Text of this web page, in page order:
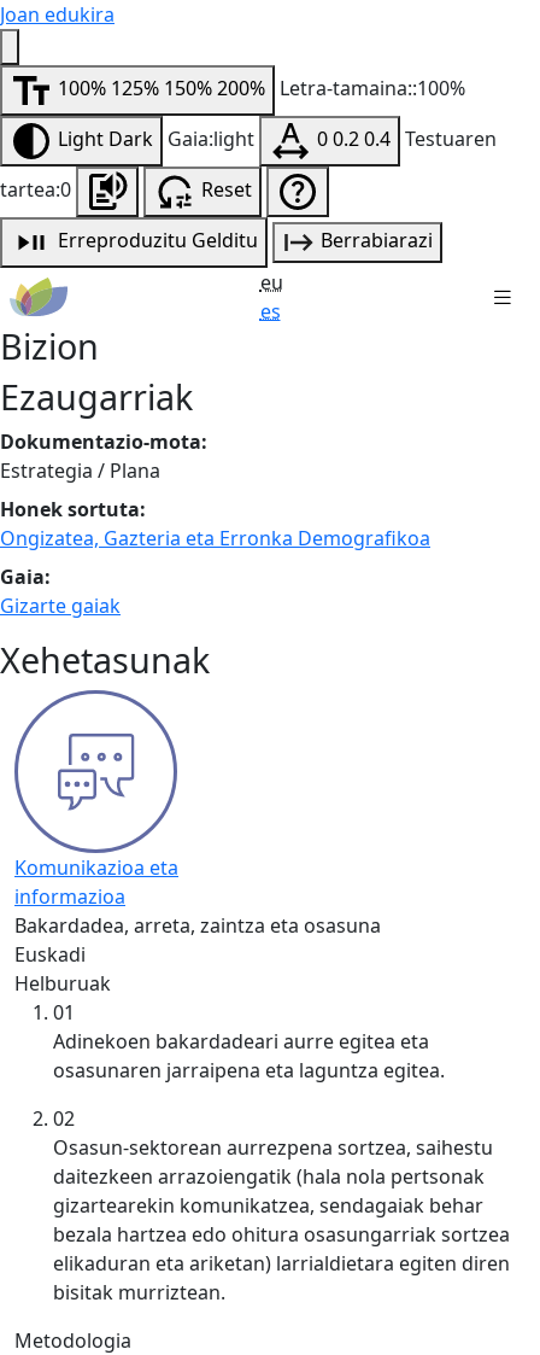
Joan edukira
100% 125% 150%200% Letra-tamaina::100%
Light Dark Gaia:light 00.20.4 Testuaren
tartea:0
Reset
Erreproduzitu Gelditu
Berrabiarazi
eu
es
Bizion
Ezaugarriak
Dokumentazio-mota:
Estrategia / Plana
Honek sortuta:
Ongizatea, Gazteria eta Erronka Demografikoa
Gaia:
Gizarte gaiak
Xehetasunak
Komunikazioa eta
informazioa
Bakardadea, arreta, zaintza eta osasuna
Euskadi
Helburuak
01
Adinekoen bakardadeari aurre egitea eta
osasunaren jarraipena eta laguntza egitea.
02
Osasun-sektorean aurrezpena sortzea, saihestu
daitezkeen arrazoiengatik (hala nola pertsonak
gizartearekin komunikatzea, sendagaiak behar
bezala hartzea edo ohitura osasungarriak sortzea
elikaduran eta ariketan) larrialdietara egiten diren
bisitak murriztean.
Metodologia